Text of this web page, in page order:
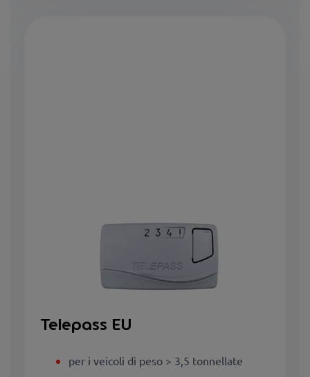
Telepass EU
per i veicoli di peso > 3,5 tonnellate